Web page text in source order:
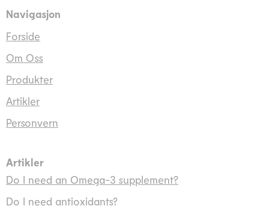
Navigasjon
Forside
Om Oss
Produkter
Artikler
Personvern
Artikler
Do I need an Omega-3 supplement?
Do I need antioxidants?